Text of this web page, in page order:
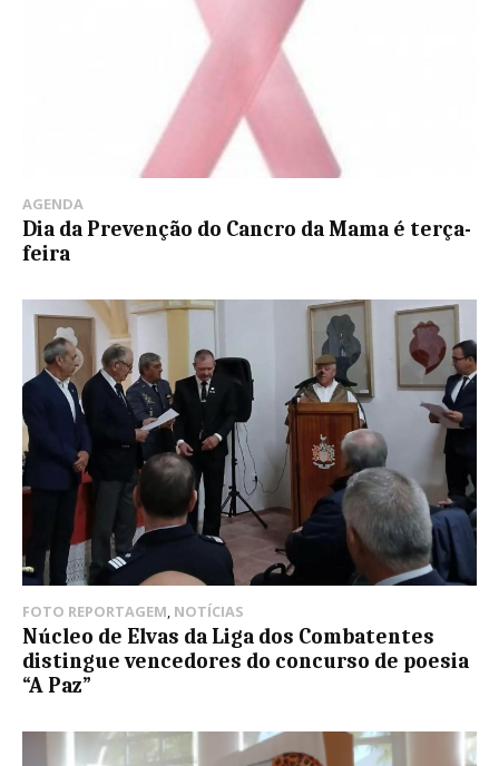
AGENDA
Dia da Prevenção do Cancro da Mama é terça-
feira
FOTO REPORTAGEM, NOTÍCIAS
Núcleo de Elvas da Liga dos Combatentes
distingue vencedores do concurso de poesia
“A Paz”